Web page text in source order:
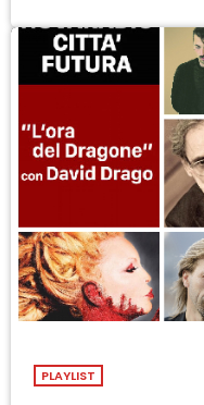
PLAYLIST